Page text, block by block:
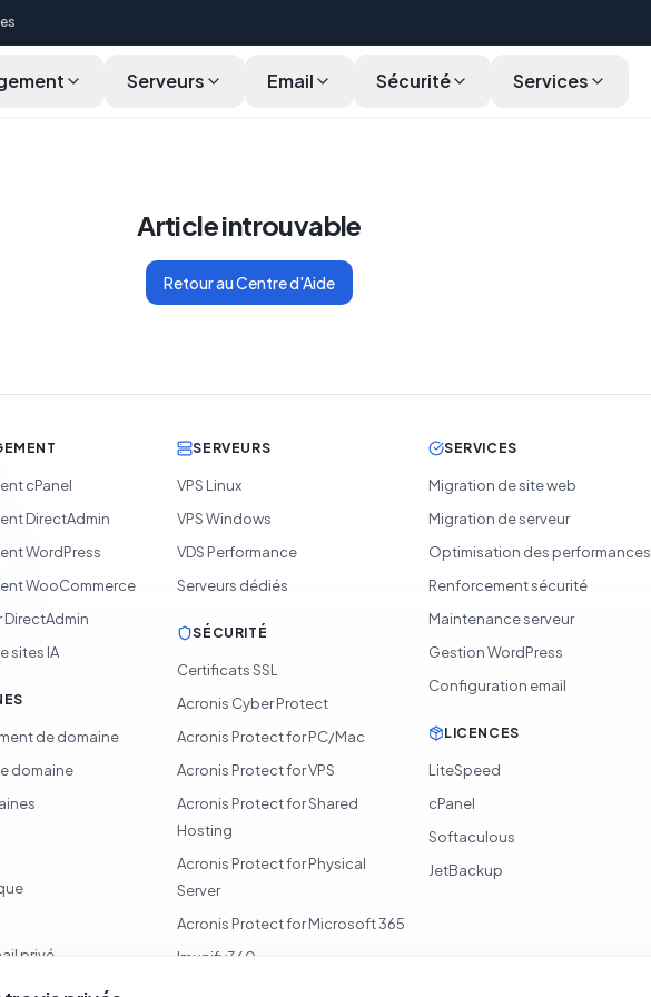
Serveurs Email Sécurité Services
Article introuvable
Retour au Centre d'Aide
cPanel
DirectAdmin
WordPress
WooCommerce
DirectAdmin
sites IA
de domaine
domaine
privé
SERVEURS
VPS Linux
VPS Windows
VDS Performance
Serveurs dédiés
SÉCURITÉ
Certificats SSL
Acronis Cyber Protect
Acronis Protect for PC/Mac
Acronis Protect for VPS
Acronis Protect for Shared
Hosting
Acronis Protect for Physical
Server
Acronis Protect for Microsoft 365
Imunify360
SERVICES
Migration de site web
Migration de serveur
Optimisation des performances
Renforcement sécurité
Maintenance serveur
Gestion WordPress
Configuration email
LICENCES
LiteSpeed
cPanel
Softaculous
JetBackup